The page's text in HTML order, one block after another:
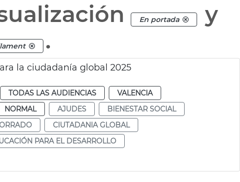
En portada
y
.
la ciudadanía global 2025
TODAS LAS AUDIENCIAS
VALENCIA
NORMAL AJUDES
BIENESTAR SOCIAL
CIUTADANIA GLOBAL
PARA EL DESARROLLO